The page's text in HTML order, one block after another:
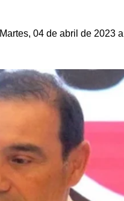
Martes, 04 de abril de 2023